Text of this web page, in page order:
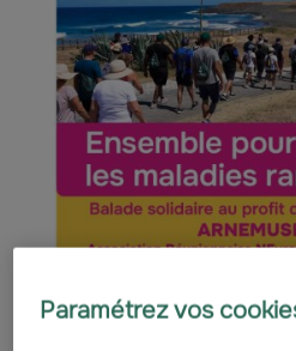
10 ans de solidarité : un pas
Paramétrez vos